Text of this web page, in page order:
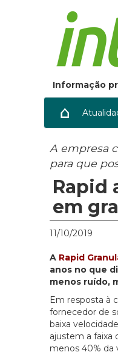
Informação
A empresa
para que
Rapid
em
11/10/2019
A Rapid
anos no que
menos ruído,
Em resposta à
fornecedor de
baixa
ajustem a faixa
menos 40% da